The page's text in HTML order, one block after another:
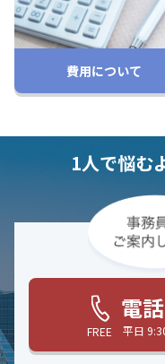
費用について
1人で悩む
FREE
電
平日